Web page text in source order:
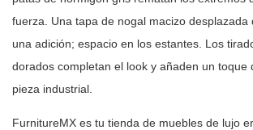
fuerza. Una tapa de nogal macizo desplazada
una adición; espacio en los estantes. Los
dorados completan el look y añaden un toque
pieza industrial.
FurnitureMX es tu tienda de muebles de lujo